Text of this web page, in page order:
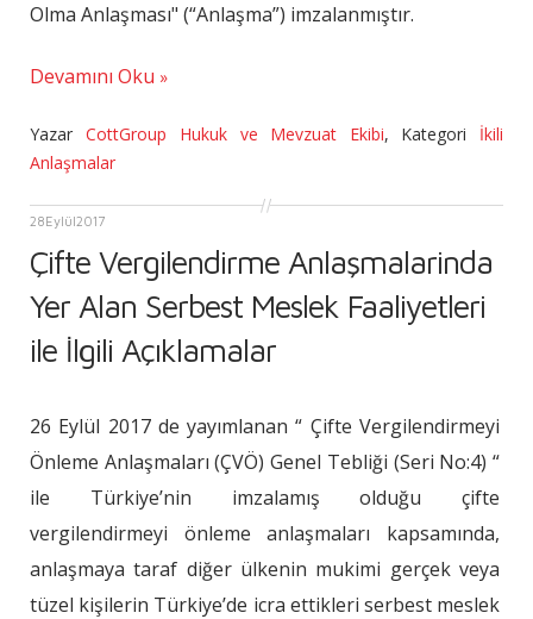
Olma Anlaşması" (“Anlaşma”) imzalanmıştır.
Devamını Oku
Yazar CottGroup Hukuk ve Mevzuat Ekibi, Kategori İkili
Anlaşmalar
28Eylül2017
Çifte Vergilendirme Anlaşmalarinda
Yer Alan Serbest Meslek Faaliyetleri
ile İlgili Açıklamalar
26 Eylül 2017 de yayımlanan “ Çifte Vergilendirmeyi
Önleme Anlaşmaları (ÇVÖ) Genel Tebliği (Seri No:4) “
ile Türkiye’nin imzalamış olduğu çifte
vergilendirmeyi önleme anlaşmaları kapsamında,
anlaşmaya taraf diğer ülkenin mukimi gerçek veya
tüzel kişilerin Türkiye’de icra ettikleri serbest meslek